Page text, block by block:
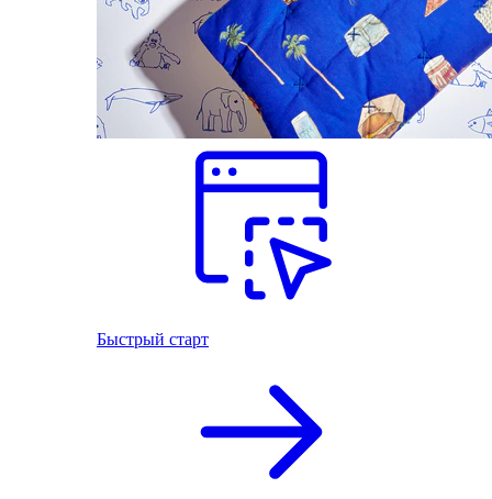
Быстрый старт